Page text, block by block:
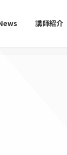
講師紹介